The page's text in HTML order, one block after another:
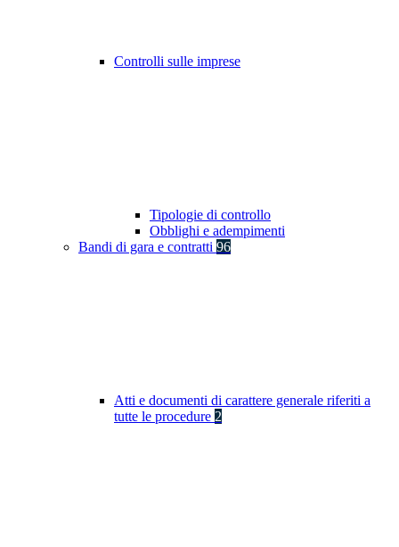
Controlli sulle imprese
Tipologie di controllo
Obblighi e adempimenti
Bandi di gara e contratti 96
Atti e documenti di carattere generale riferiti a
tutte le procedure 2